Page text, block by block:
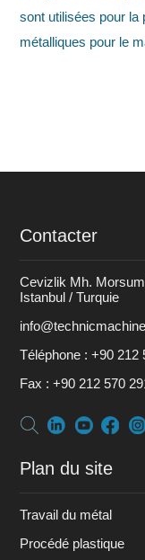
sont utilisées pour la
métalliques pour le
Contacter
Cevizlik Mh.
Istanbul / Turquie
Téléphone : +90 212
Fax : +90 212 570
Plan du site
Travail du métal
Procédé plastique